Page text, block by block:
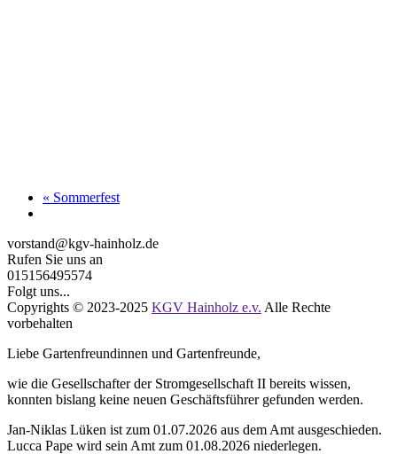
« Sommerfest
vorstand@kgv-hainholz.de
Rufen Sie uns an
015156495574
Folgt uns...
Copyrights © 2023-2025 KGV Hainholz e.v. Alle Rechte
vorbehalten
Liebe Gartenfreundinnen und Gartenfreunde,
wie die Gesellschafter der Stromgesellschaft II bereits wissen,
konnten bislang keine neuen Geschäftsführer gefunden werden.
Jan-Niklas Lüken ist zum 01.07.2026 aus dem Amt ausgeschieden.
Lucca Pape wird sein Amt zum 01.08.2026 niederlegen.